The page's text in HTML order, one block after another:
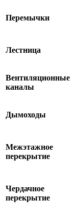
Перемычки
Лестница
Вентиляционные
каналы
Дымоходы
Межэтажное
перекрытие
Чердачное
перекрытие